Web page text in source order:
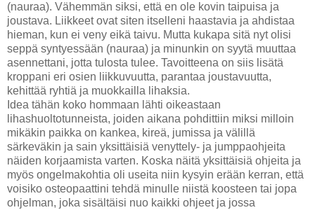
(nauraa). Vähemmän siksi, että en ole kovin taipuisa ja
joustava. Liikkeet ovat siten itselleni haastavia ja ahdistaa
hieman, kun ei veny eikä taivu. Mutta kukapa sitä nyt olisi
seppä syntyessään (nauraa) ja minunkin on syytä muuttaa
asennettani, jotta tulosta tulee. Tavoitteena on siis lisätä
kroppani eri osien liikkuvuutta, parantaa joustavuutta,
kehittää ryhtiä ja muokkailla lihaksia.
Idea tähän koko hommaan lähti oikeastaan
lihashuoltotunneista, joiden aikana pohdittiin miksi milloin
mikäkin paikka on kankea, kireä, jumissa ja välillä
särkeväkin ja sain yksittäisiä venyttely- ja jumppaohjeita
näiden korjaamista varten. Koska näitä yksittäisiä ohjeita ja
myös ongelmakohtia oli useita niin kysyin erään kerran, että
voisiko osteopaattini tehdä minulle niistä koosteen tai jopa
ohjelman, joka sisältäisi nuo kaikki ohjeet ja jossa